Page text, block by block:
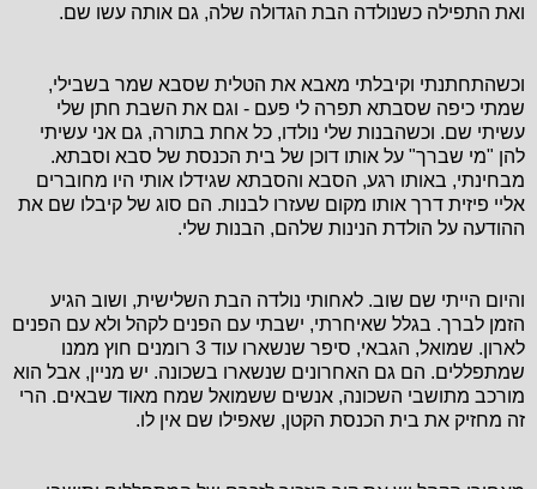
ואת התפילה כשנולדה הבת הגדולה שלה, גם אותה עשו שם.
וכשהתחתנתי וקיבלתי מאבא את הטלית שסבא שמר בשבילי,
שמתי כיפה שסבתא תפרה לי פעם - וגם את השבת חתן שלי
עשיתי שם. וכשהבנות שלי נולדו, כל אחת בתורה, גם אני עשיתי
להן "מי שברך" על אותו דוכן של בית הכנסת של סבא וסבתא.
מבחינתי, באותו רגע, הסבא והסבתא שגידלו אותי היו מחוברים
אליי פיזית דרך אותו מקום שעזרו לבנות. הם סוג של קיבלו שם את
ההודעה על הולדת הנינות שלהם, הבנות שלי.
והיום הייתי שם שוב. לאחותי נולדה הבת השלישית, ושוב הגיע
הזמן לברך. בגלל שאיחרתי, ישבתי עם הפנים לקהל ולא עם הפנים
לארון. שמואל, הגבאי, סיפר שנשארו עוד 3 רומנים חוץ ממנו
שמתפללים. הם גם האחרונים שנשארו בשכונה. יש מניין, אבל הוא
מורכב מתושבי השכונה, אנשים ששמואל שמח מאוד שבאים. הרי
זה מחזיק את בית הכנסת הקטן, שאפילו שם אין לו.